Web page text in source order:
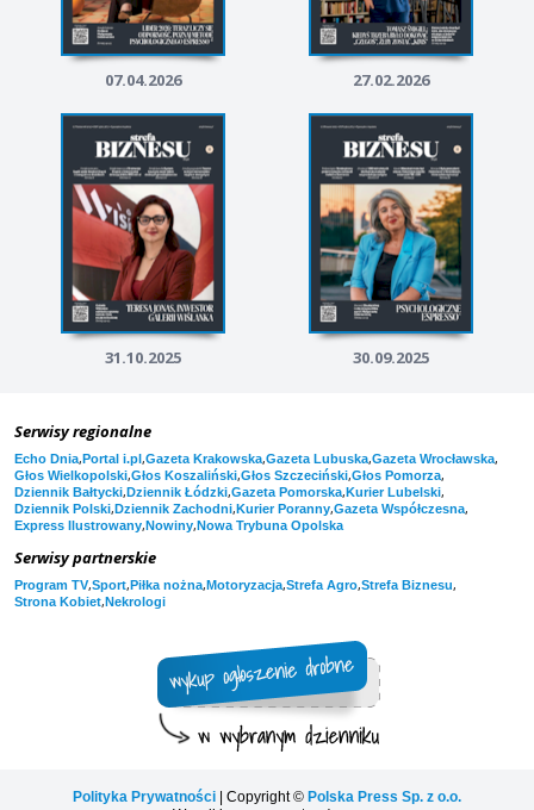
07.04.2026 27.02.2026
31.10.2025 30.09.2025
Serwisy regionalne
Echo Dnia,Portal i.pl,Gazeta Krakowska,Gazeta Lubuska,Gazeta Wrocławska,
Głos Wielkopolski,Głos Koszaliński,Głos Szczeciński,Głos Pomorza,
Dziennik Bałtycki,Dziennik Łódzki,Gazeta Pomorska,Kurier Lubelski,
Dziennik Polski,Dziennik Zachodni,Kurier Poranny,Gazeta Współczesna,
Express Ilustrowany,Nowiny,Nowa Trybuna Opolska
Serwisy partnerskie
Program TV,Sport,Piłka nożna,Motoryzacja,Strefa Agro,Strefa Biznesu,
Strona Kobiet,Nekrologi
Polityka Prywatności | Copyright © Polska Press Sp. z o.o.